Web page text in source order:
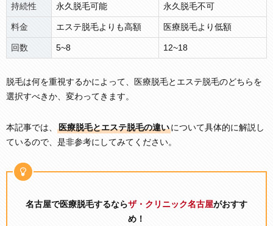
持続性 永久脱毛可能 永久脱毛不可
料金 エステ脱毛よりも高額 医療脱毛より低額
回数 5~8 12~18
脱毛は何を重視するかによって、医療脱毛とエステ脱毛のどちらを
選択すべきか、変わってきます。
本記事では、 医療脱毛とエステ脱毛の違い について具体的に解説し
ているので、是非参考にしてみてください。
名古屋で医療脱毛するならザ・クリニック名古屋がおすす
め！